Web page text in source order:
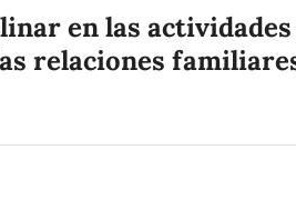
en las
relaciones